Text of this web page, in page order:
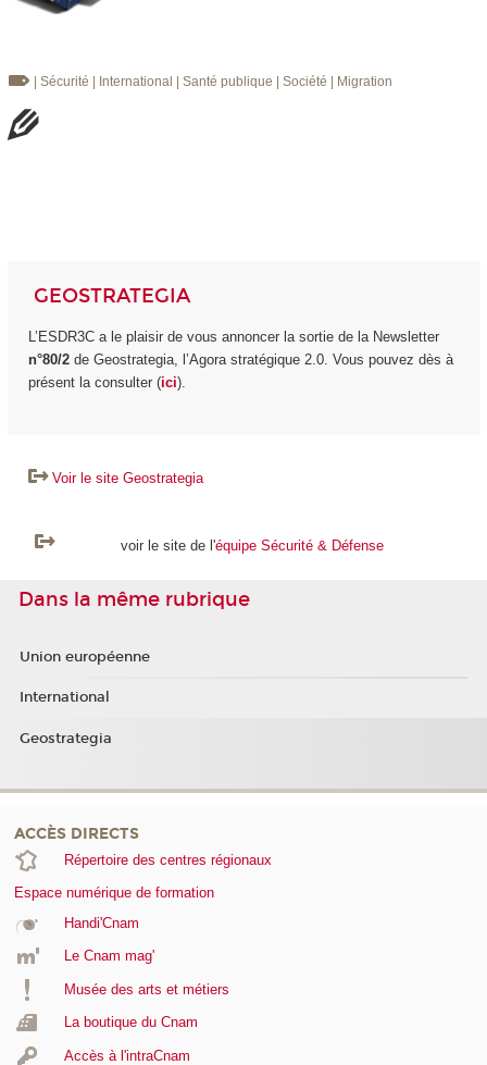
| Sécurité | International | Santé publique | Société | Migration
GEOSTRATEGIA
L’ESDR3C a le plaisir de vous annoncer la sortie de la Newsletter
n°80/2de Geostrategia, l’Agora stratégique 2.0. Vous pouvez dès à
présent la consulter (ici).
Voir le site Geostrategia
voir le site de l'équipe Sécurité & Défense
Dans la même rubrique
Union européenne
International
Geostrategia
ACCÈS DIRECTS
Répertoire des centres régionaux
Espace numérique de formation
Handi'Cnam
Le Cnam mag'
Musée des arts et métiers
La boutique du Cnam
Accès à l'intraCnam